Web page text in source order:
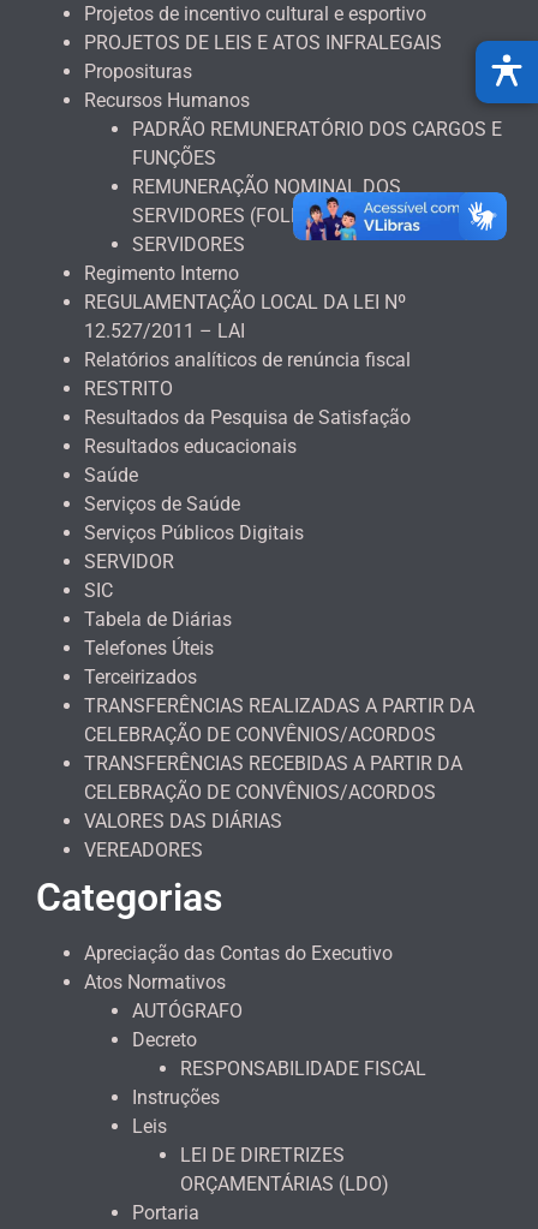
Projetos de incentivo cultural e esportivo
PROJETOS DE LEIS E ATOS INFRALEGAIS
Proposituras
Recursos Humanos
PADRÃO REMUNERATÓRIO DOS CARGOS E
FUNÇÕES
REMUNERAÇÃO NOMINAL DOS
SERVIDORES (FOLHA DE PAGAMENTO)
SERVIDORES
Regimento Interno
REGULAMENTAÇÃO LOCAL DA LEI Nº
12.527/2011 – LAI
Relatórios analíticos de renúncia fiscal
RESTRITO
Resultados da Pesquisa de Satisfação
Resultados educacionais
Saúde
Serviços de Saúde
Serviços Públicos Digitais
SERVIDOR
SIC
Tabela de Diárias
Telefones Úteis
Terceirizados
TRANSFERÊNCIAS REALIZADAS A PARTIR DA
CELEBRAÇÃO DE CONVÊNIOS/ACORDOS
TRANSFERÊNCIAS RECEBIDAS A PARTIR DA
CELEBRAÇÃO DE CONVÊNIOS/ACORDOS
VALORES DAS DIÁRIAS
VEREADORES
Categorias
Apreciação das Contas do Executivo
Atos Normativos
AUTÓGRAFO
Decreto
RESPONSABILIDADE FISCAL
Instruções
Leis
LEI DE DIRETRIZES
ORÇAMENTÁRIAS (LDO)
Portaria